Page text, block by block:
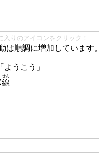
入りのアイコンをクリック！
は順調に増加しています。
「ようこう」
線
せん